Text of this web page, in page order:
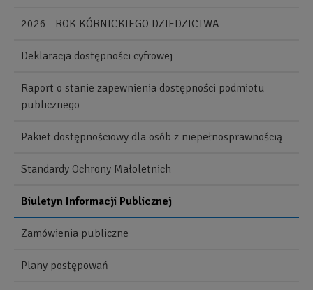
top
2026 - ROK KÓRNICKIEGO DZIEDZICTWA
Deklaracja dostępności cyfrowej
Raport o stanie zapewnienia dostępności podmiotu
publicznego
Pakiet dostępnościowy dla osób z niepełnosprawnością
Standardy Ochrony Małoletnich
Biuletyn Informacji Publicznej
Zamówienia publiczne
Plany postępowań